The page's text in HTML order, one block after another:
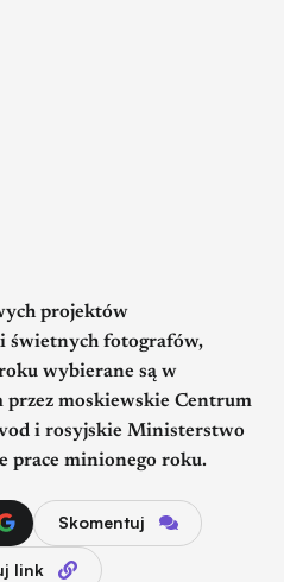
projektów
świetnych fotografów,
wybierane są w
moskiewskie Centrum
i rosyjskie Ministerstwo
prace minionego roku.
Skomentuj
link